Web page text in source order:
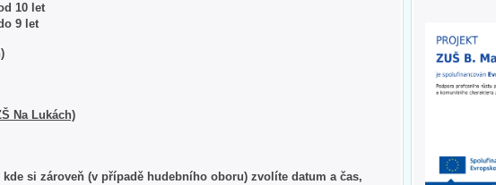
10 let
9 let
Na Lukách)
kde si zároveň (v případě hudebního oboru) zvolíte datum a čas,